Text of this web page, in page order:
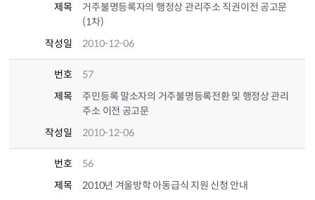
제목
거주불명등록자의 행정상 관리주소 직권이전 공고문
(1차)
작성일
2010-12-06
번호
57
제목
주민등록 말소자의 거주불명등록전환 및 행정상 관리
주소 이전 공고문
작성일
2010-12-06
번호
56
제목
2010년 겨울방학 아동급식 지원 신청 안내